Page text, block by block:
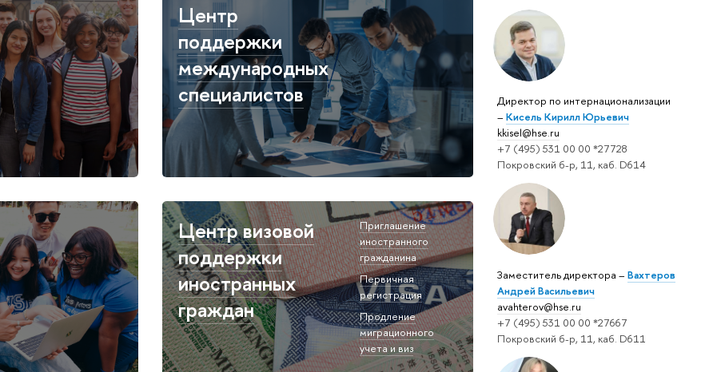
Директор по интернационализации
– Кисель Кирилл Юрьевич
kkisel@hse.ru
+7 (495) 531 00 00 *27728
Покровский б-р, 11, каб. D614
Заместитель директора – Вахтеров
Андрей Васильевич
avahterov@hse.ru
+7 (495) 531 00 00 *27667
Покровский б-р, 11, каб. D611
Центр
поддержки
международных
специалистов
Центр визовой
поддержки
иностранных
граждан
Приглашение
иностранного
гражданина
Первичная
регистрация
Продление
миграционного
учета и виз